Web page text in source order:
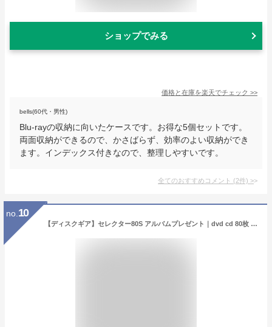
ショップでみる
価格と在庫を楽天でチェック >>
bells(60代・男性)
Blu-rayの収納に向いたケースです。お得な5個セットです。
両面収納ができるので、かさばらず、効率のよい収納ができ
ます。インデックス付きなので、整理しやすいです。
全てのおすすめコメント (2件) >
no. 10
【ディスクギア】セレクター80S アルバムプレゼント｜dvd cd 80枚 収納 収納ケース cd・dvdケース cdケース 持ち運び 収納ボックス キャリングケース ファイル型 ブルーレイケース おしゃれ かわいい 大容量 QVC QVCジャパン オンエア中 テレビ通販 テレビショッピング